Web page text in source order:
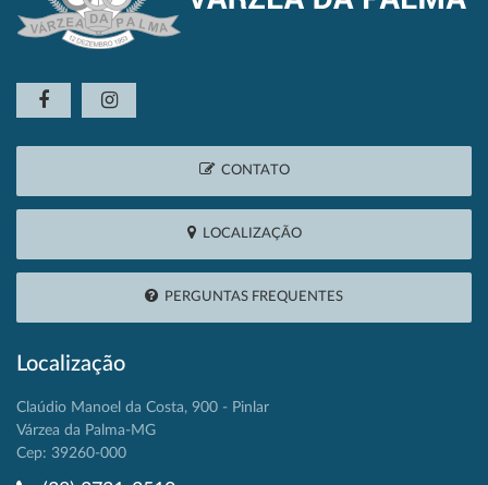
CONTATO
LOCALIZAÇÃO
PERGUNTAS FREQUENTES
Localização
Claúdio Manoel da Costa, 900 - Pinlar
Várzea da Palma-MG
Cep: 39260-000